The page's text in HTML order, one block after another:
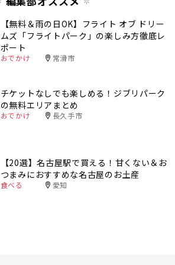
【無料＆雨の日OK】フライト オブ ドリー
ムズ「フライトパーク」の楽しみ方徹底レ
ポート
おでかけ 常滑市
チケットなしでも楽しめる！ジブリパーク
の無料エリアまとめ
おでかけ 長久手市
【20選】名古屋駅で買える！甘くない＆お
つまみにおすすめな名古屋のお土産
食べる 愛知